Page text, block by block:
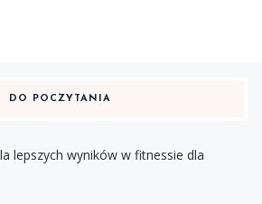
DO POCZYTANIA
lepszych wyników w fitnessie dla